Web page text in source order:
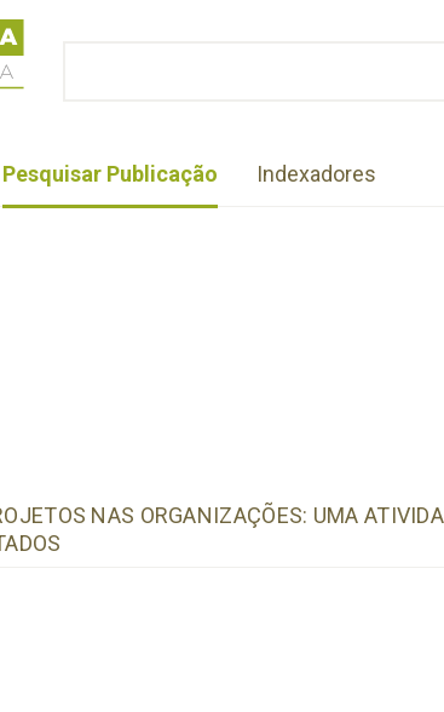
Pesquisar Publicação Indexadores
NAS ORGANIZAÇÕES: UMA